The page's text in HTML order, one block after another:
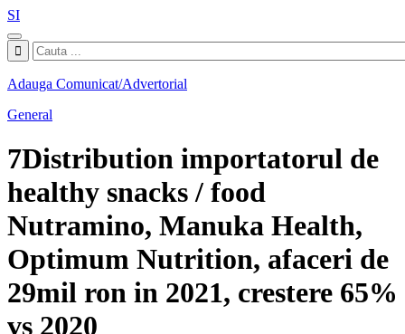
SI
Adauga Comunicat/Advertorial
General
7Distribution importatorul de
healthy snacks / food
Nutramino, Manuka Health,
Optimum Nutrition, afaceri de
29mil ron in 2021, crestere 65%
vs 2020